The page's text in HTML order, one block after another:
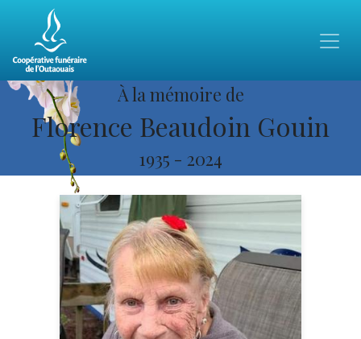
À la mémoire de
Florence Beaudoin Gouin
1935 - 2024